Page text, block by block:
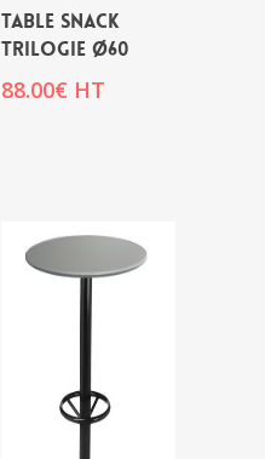
Table snack
TRILOGIE Ø60
88.00€ HT